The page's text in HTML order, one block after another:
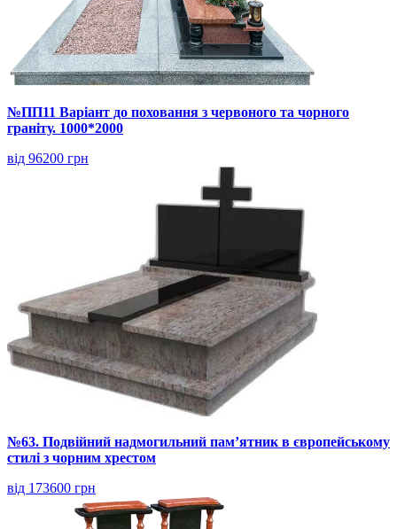
№ПП11 Варіант до поховання з червоного та чорного
граніту. 1000*2000
від 96200 грн
№63. Подвійний надмогильний пам’ятник в європейському
стилі з чорним хрестом
від 173600 грн